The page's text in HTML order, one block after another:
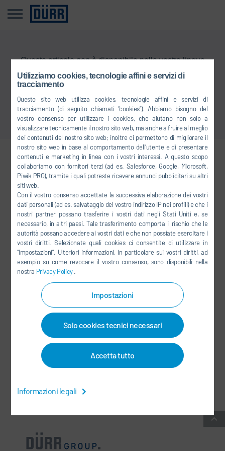
Utilizziamo cookies, tecnologie affini e servizi di
tracciamento
Questo sito web utilizza cookies, tecnologie affini e servizi di
tracciamento (di seguito chiamati “cookies”). Abbiamo bisogno del
vostro consenso per utilizzare i cookies, che aiutano non solo a
visualizzare tecnicamente il nostro sito web, ma anche a fruire al meglio
dei contenuti del nostro sito web; inoltre ci permettono di migliorare il
nostro sito web in base al comportamento dell’utente e di presentare
contenuti e marketing in linea con i vostri interessi. A questo scopo
collaboriamo con fornitori terzi (ad es. Salesforce, Google, Microsoft,
Piwik PRO), tramite i quali potreste ricevere annunci pubblicitari su altri
siti web.
Con il vostro consenso accettate la successiva elaborazione dei vostri
dati personali (ad es. salvataggio del vostro indirizzo IP nei profili) e che i
nostri partner possano trasferire i vostri dati negli Stati Uniti e, se
necessario, in altri paesi. Tale trasferimento comporta il rischio che le
autorità possano accedere ai vostri dati e che non possiate esercitare i
vostri diritti. Selezionate quali cookies ci consentite di utilizzare in
“Impostazioni”. Ulteriori informazioni, in particolare sui vostri diritti, ad
esempio su come revocare il vostro consenso, sono disponibili nella
nostra Privacy Policy.
Impostazioni
Solo cookies tecnici necessari
Accetta tutto
Informazioni legali
Questo articolo non è disponibile nella vostra lingua
Collegatevi con noi
FACEBOOK
YOUTUBE
LINKEDIN
INSTAGRAM
SOCIAL MEDIA
NEWSLETTER
CONTATTI / SEDI
INFORMAZIONI LEGALI
-